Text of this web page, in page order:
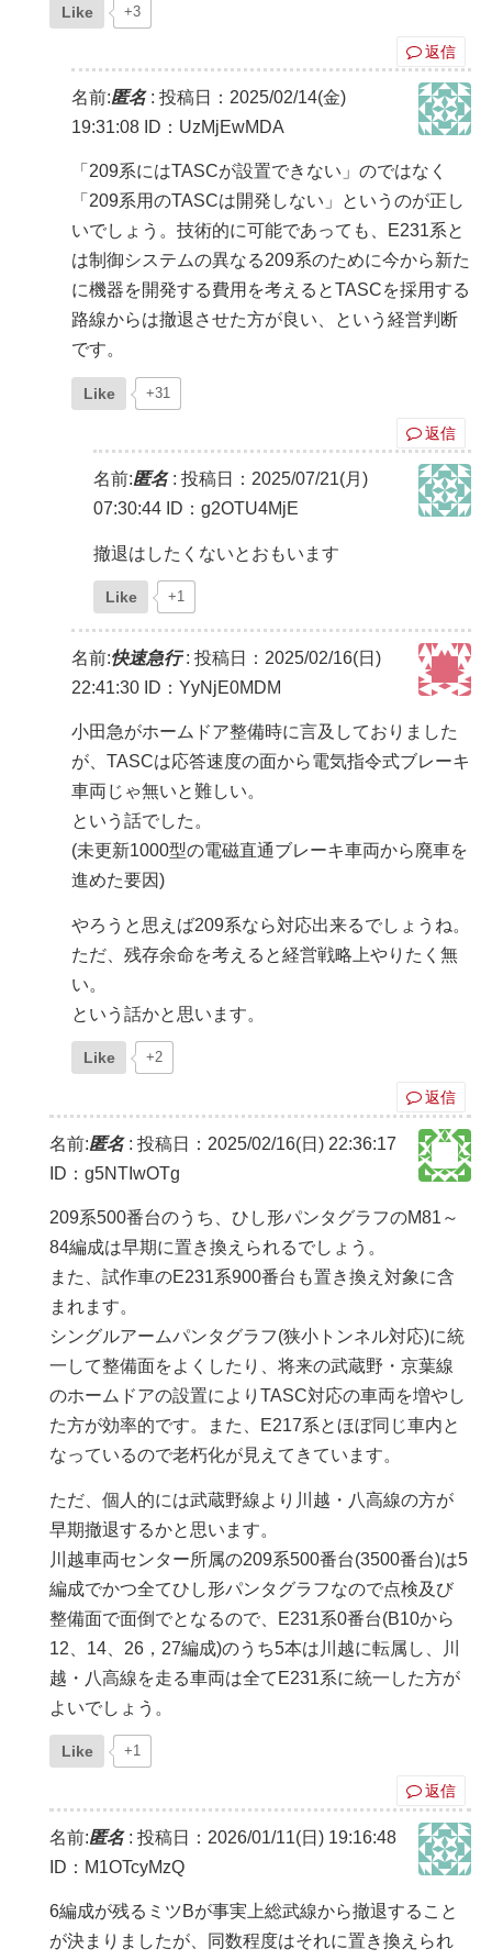
Like +3
返信
名前:匿名: 投稿日：2025/02/14(金)
19:31:08 ID：UzMjEwMDA
「209系にはTASCが設置できない」のではなく
「209系用のTASCは開発しない」というのが正し
いでしょう。技術的に可能であっても、E231系と
は制御システムの異なる209系のために今から新た
に機器を開発する費用を考えるとTASCを採用する
路線からは撤退させた方が良い、という経営判断
です。
Like +31
返信
名前:匿名: 投稿日：2025/07/21(月)
07:30:44 ID：g2OTU4MjE
撤退はしたくないとおもいます
Like +1
名前:快速急行: 投稿日：2025/02/16(日)
22:41:30 ID：YyNjE0MDM
小田急がホームドア整備時に言及しておりました
が、TASCは応答速度の面から電気指令式ブレーキ
車両じゃ無いと難しい。
という話でした。
(未更新1000型の電磁直通ブレーキ車両から廃車を
進めた要因)
やろうと思えば209系なら対応出来るでしょうね。
ただ、残存余命を考えると経営戦略上やりたく無
い。
という話かと思います。
Like +2
返信
名前:匿名: 投稿日：2025/02/16(日) 22:36:17
ID：g5NTIwOTg
209系500番台のうち、ひし形パンタグラフのM81～
84編成は早期に置き換えられるでしょう。
また、試作車のE231系900番台も置き換え対象に含
まれます。
シングルアームパンタグラフ(狭小トンネル対応)に統
一して整備面をよくしたり、将来の武蔵野・京葉線
のホームドアの設置によりTASC対応の車両を増やし
た方が効率的です。また、E217系とほぼ同じ車内と
なっているので老朽化が見えてきています。
ただ、個人的には武蔵野線より川越・八高線の方が
早期撤退するかと思います。
川越車両センター所属の209系500番台(3500番台)は5
編成でかつ全てひし形パンタグラフなので点検及び
整備面で面倒でとなるので、E231系0番台(B10から
12、14、26，27編成)のうち5本は川越に転属し、川
越・八高線を走る車両は全てE231系に統一した方が
よいでしょう。
Like +1
返信
名前:匿名: 投稿日：2026/01/11(日) 19:16:48
ID：M1OTcyMzQ
6編成が残るミツBが事実上総武線から撤退すること
が決まりましたが、同数程度はそれに置き換えられ